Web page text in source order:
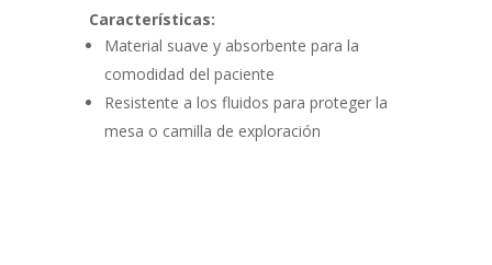
Características:
Material suave y absorbente para la
comodidad del paciente
Resistente a los fluidos para proteger la
mesa o camilla de exploración